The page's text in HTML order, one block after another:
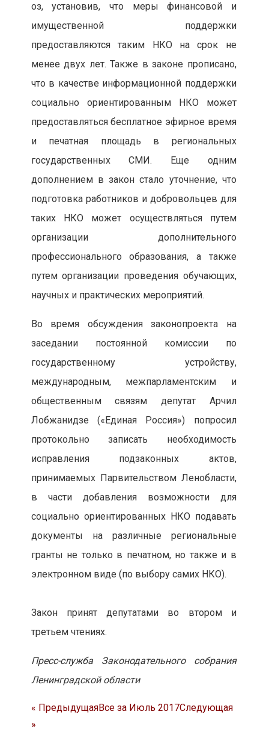
оз, установив, что меры финансовой и
имущественной поддержки
предоставляются таким НКО на срок не
менее двух лет. Также в законе прописано,
что в качестве информационной поддержки
социально ориентированным НКО может
предоставляться бесплатное эфирное время
и печатная площадь в региональных
государственных СМИ. Еще одним
дополнением в закон стало уточнение, что
подготовка работников и добровольцев для
таких НКО может осуществляться путем
организации дополнительного
профессионального образования, а также
путем организации проведения обучающих,
научных и практических мероприятий.
Во время обсуждения законопроекта на
заседании постоянной комиссии по
государственному устройству,
международным, межпарламентским и
общественным связям депутат Арчил
Лобжанидзе («Единая Россия») попросил
протокольно записать необходимость
исправления подзаконных актов,
принимаемых Парвительством Ленобласти,
в части добавления возможности для
социально ориентированных НКО подавать
документы на различные региональные
гранты не только в печатном, но также и в
электронном виде (по выбору самих НКО).
Закон принят депутатами во втором и
третьем чтениях.
Пресс-служба Законодательного собрания
Ленинградской области
« ПредыдущаяВсе за Июль 2017Следующая
»